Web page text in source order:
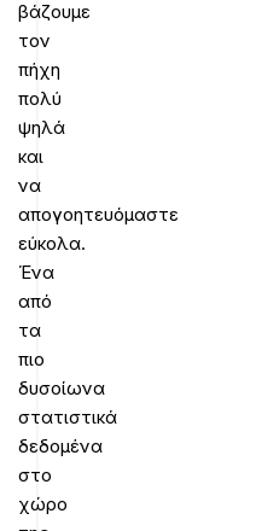
βάζουμε
τον
πήχη
πολύ
ψηλά
και
να
απογοητευόμαστε
εύκολα.
Ένα
από
τα
πιο
δυσοίωνα
στατιστικά
δεδομένα
στο
χώρο